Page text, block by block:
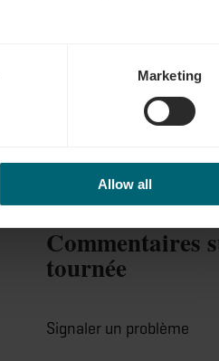
Marketing
Allow all
Commentaires
tournée
Signaler un problème